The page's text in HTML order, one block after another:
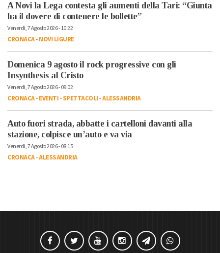
A Novi la Lega contesta gli aumenti della Tari: “Giunta
ha il dovere di contenere le bollette”
Venerdì, 7 Agosto 2026 - 10:22
CRONACA-NOVI LIGURE
Domenica 9 agosto il rock progressive con gli
Insynthesis al Cristo
Venerdì, 7 Agosto 2026 - 09:02
CRONACA-EVENTI-SPETTACOLI-ALESSANDRIA
Auto fuori strada, abbatte i cartelloni davanti alla
stazione, colpisce un’auto e va via
Venerdì, 7 Agosto 2026 - 08:15
CRONACA-ALESSANDRIA